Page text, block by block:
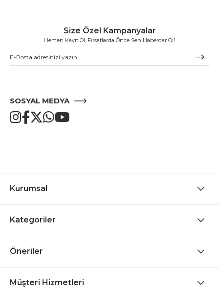
Size Özel Kampanyalar
Hemen Kayıt Ol, Fırsatlarda Önce Sen Haberdar Ol!
SOSYAL MEDYA
Kurumsal
Kategoriler
Öneriler
Müşteri Hizmetleri